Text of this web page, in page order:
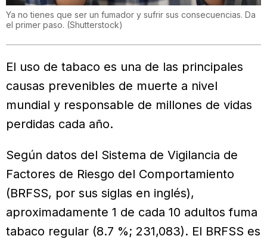
Ya no tienes que ser un fumador y sufrir sus consecuencias. Da
el primer paso. (Shutterstock)
El uso de tabaco es una de las principales
causas prevenibles de muerte a nivel
mundial y responsable de millones de vidas
perdidas cada año.
Según datos del Sistema de Vigilancia de
Factores de Riesgo del Comportamiento
(BRFSS, por sus siglas en inglés),
aproximadamente 1 de cada 10 adultos fuma
tabaco regular (8.7 %; 231,083). El BRFSS es